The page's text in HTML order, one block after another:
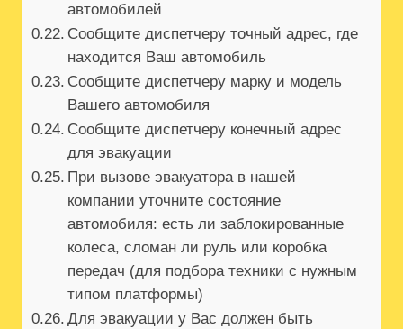
автомобилей
Сообщите диспетчеру точный адрес, где
находится Ваш автомобиль
Сообщите диспетчеру марку и модель
Вашего автомобиля
Сообщите диспетчеру конечный адрес
для эвакуации
При вызове эвакуатора в нашей
компании уточните состояние
автомобиля: есть ли заблокированные
колеса, сломан ли руль или коробка
передач (для подбора техники с нужным
типом платформы)
Для эвакуации у Вас должен быть